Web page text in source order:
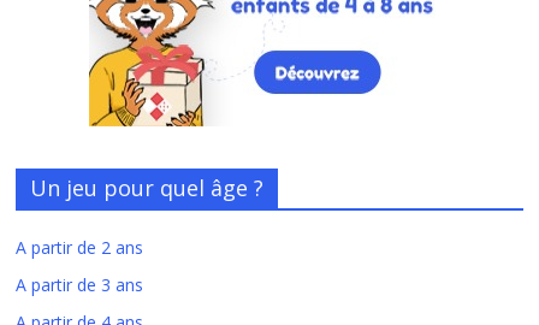
Un jeu pour quel âge ?
A partir de 2 ans
A partir de 3 ans